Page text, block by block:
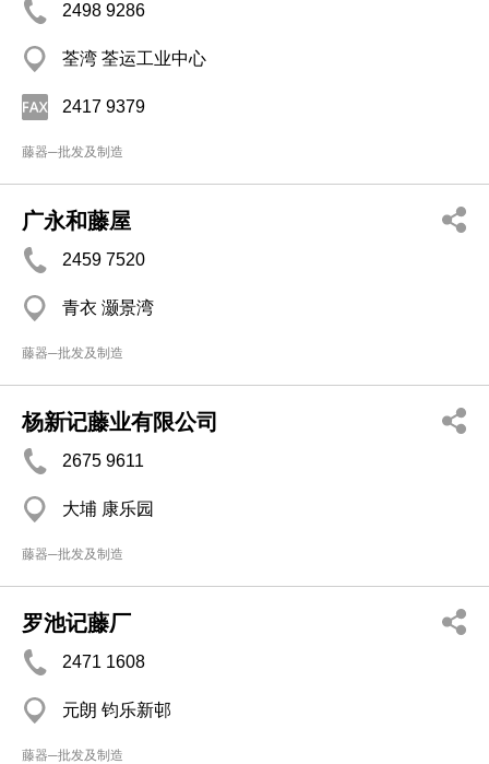
2498 9286
荃湾 荃运工业中心
2417 9379
藤器─批发及制造
广永和藤屋
2459 7520
青衣 灏景湾
藤器─批发及制造
杨新记藤业有限公司
2675 9611
大埔 康乐园
藤器─批发及制造
罗池记藤厂
2471 1608
元朗 钧乐新邨
藤器─批发及制造